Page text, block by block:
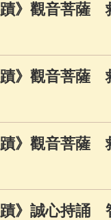
蹟》觀音菩
蹟》觀音菩
蹟》觀音菩
蹟》誠心持誦